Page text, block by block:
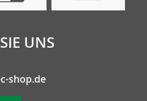
UNS
shop.de